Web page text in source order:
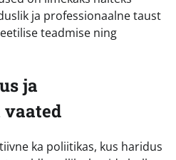
ja professionaalne taust
teadmise ning
ja
ka poliitikas, kus haridus